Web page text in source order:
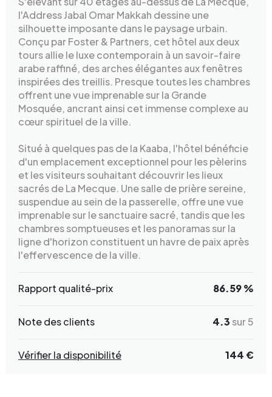
l'Address Jabal Omar Makkah dessine une
silhouette imposante dans le paysage urbain.
Conçu par Foster & Partners, cet hôtel aux deux
tours allie le luxe contemporain à un savoir-faire
arabe raffiné, des arches élégantes aux fenêtres
inspirées des treillis. Presque toutes les chambres
offrent une vue imprenable sur la Grande
Mosquée, ancrant ainsi cet immense complexe au
cœur spirituel de la ville.
Situé à quelques pas de la Kaaba, l'hôtel bénéficie
d'un emplacement exceptionnel pour les pèlerins
et les visiteurs souhaitant découvrir les lieux
sacrés de La Mecque. Une salle de prière sereine,
suspendue au sein de la passerelle, offre une vue
imprenable sur le sanctuaire sacré, tandis que les
chambres somptueuses et les panoramas sur la
ligne d'horizon constituent un havre de paix après
l'effervescence de la ville.
Rapport qualité-prix 86.59 %
Note des clients 4.3 sur 5
Vérifier la disponibilité 144 €